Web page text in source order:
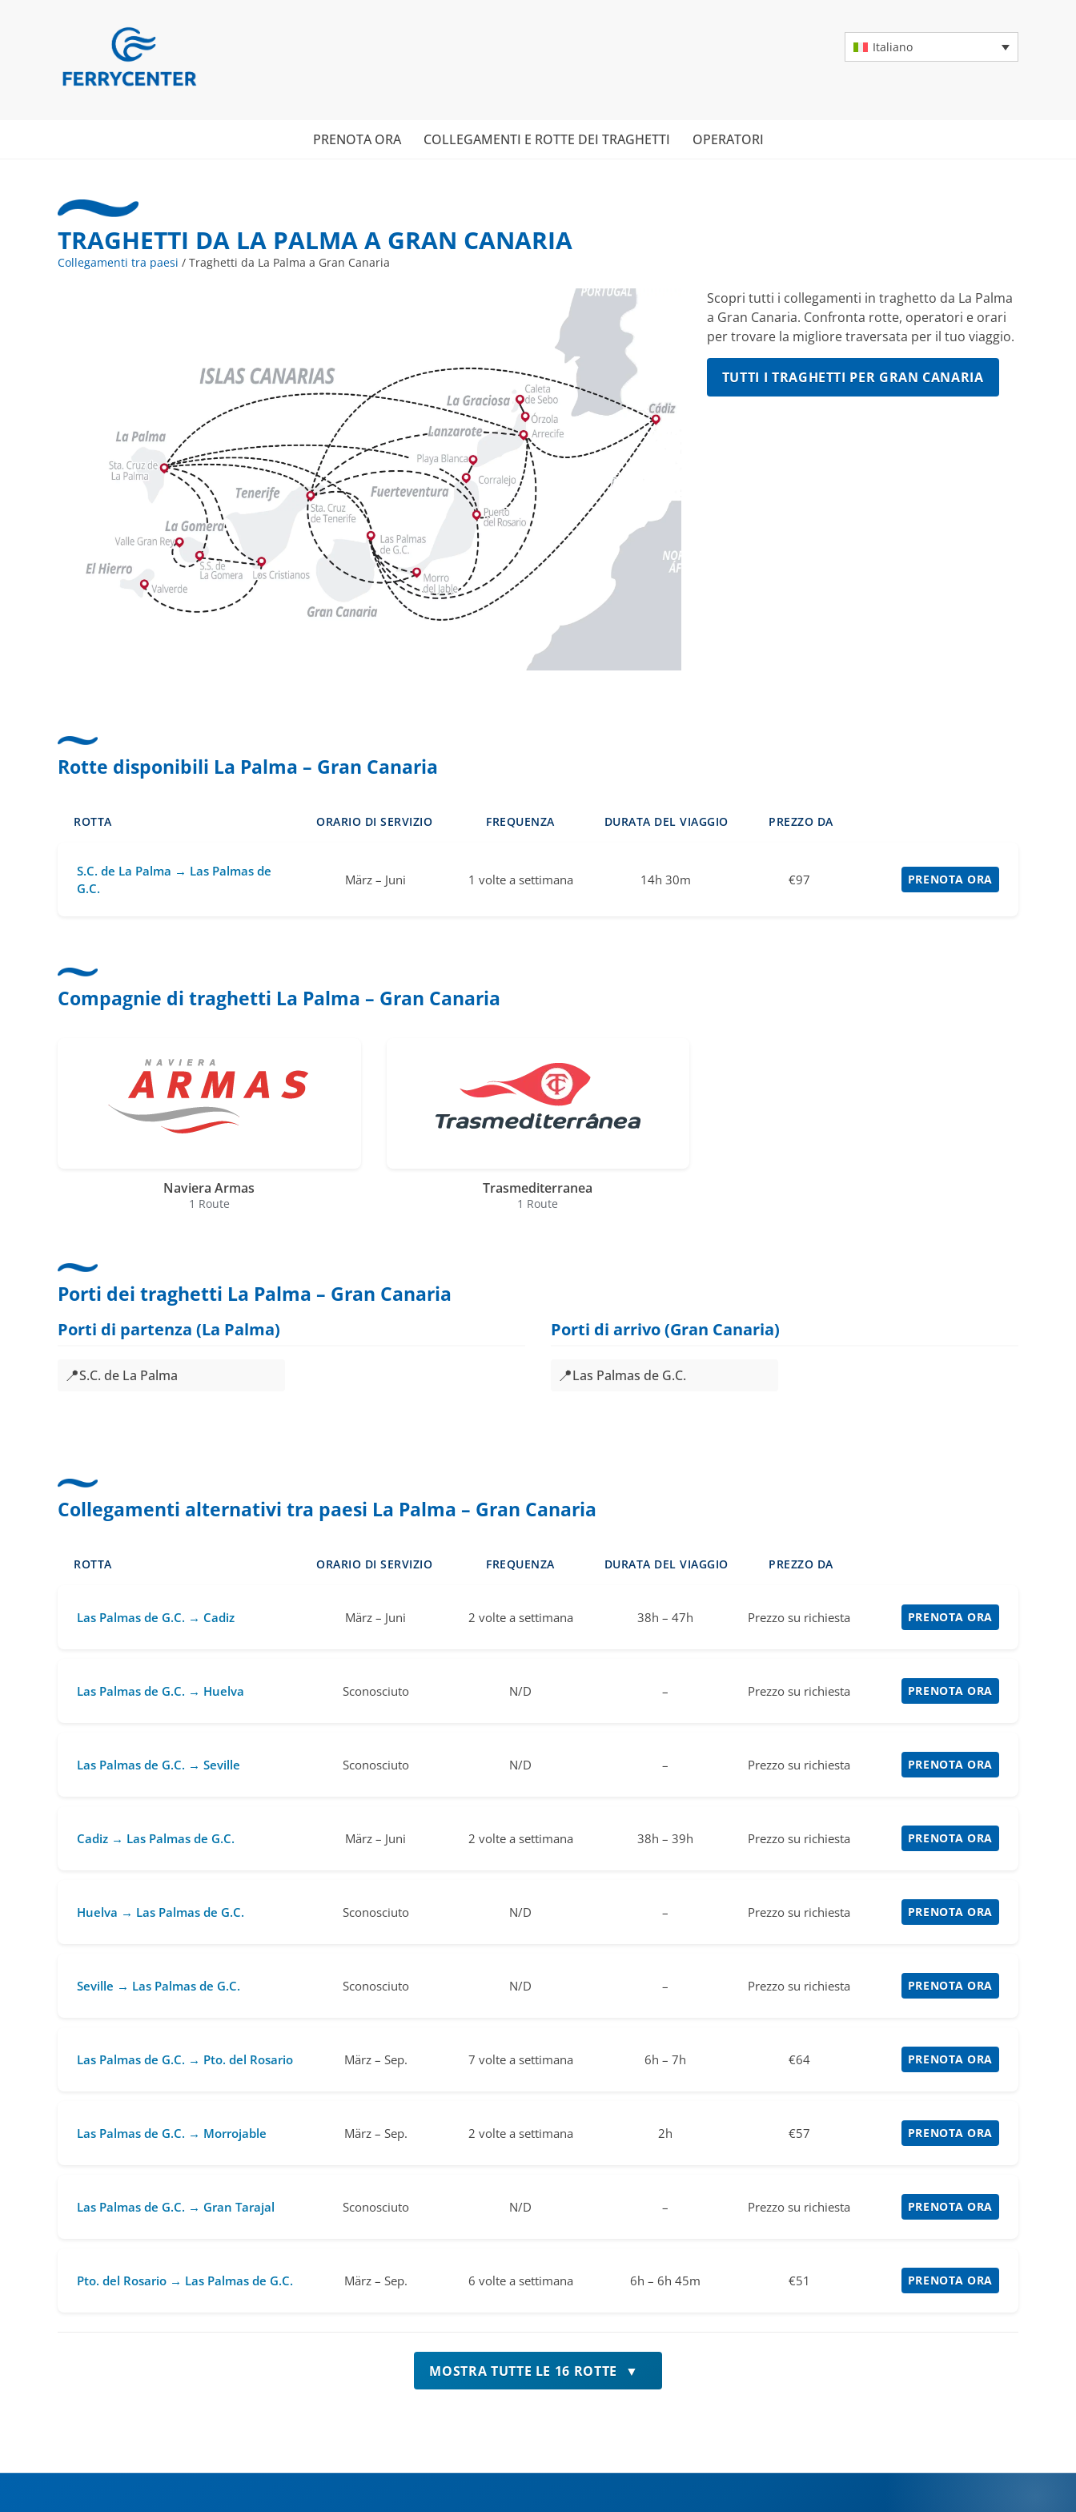
Italiano
PRENOTA ORA COLLEGAMENTI E ROTTE DEI TRAGHETTI OPERATORI
TRAGHETTI DA LA PALMA A GRAN CANARIA
Collegamenti tra paesi / Traghetti da La Palma a Gran Canaria
Scopri tutti i collegamenti in traghetto da La Palma
a Gran Canaria. Confronta rotte, operatori e orari
per trovare la migliore traversata per il tuo viaggio.
TUTTI I TRAGHETTI PER GRAN CANARIA
Rotte disponibili La Palma – Gran Canaria
ROTTA ORARIO DI SERVIZIO FREQUENZA DURATA DEL VIAGGIO PREZZO DA
S.C. de La Palma → Las Palmas de
G.C.
März – Juni 1 volte a settimana 14h 30m €97 PRENOTA ORA
Compagnie di traghetti La Palma – Gran Canaria
Naviera Armas
1 Route
Trasmediterranea
1 Route
Porti dei traghetti La Palma – Gran Canaria
Porti di partenza (La Palma)
📍S.C. de La Palma
Porti di arrivo (Gran Canaria)
📍Las Palmas de G.C.
Collegamenti alternativi tra paesi La Palma – Gran Canaria
ROTTA ORARIO DI SERVIZIO FREQUENZA DURATA DEL VIAGGIO PREZZO DA
Las Palmas de G.C. → Cadiz März – Juni 2 volte a settimana 38h – 47h Prezzo su richiesta PRENOTA ORA
Las Palmas de G.C. → Huelva Sconosciuto N/D – Prezzo su richiesta PRENOTA ORA
Las Palmas de G.C. → Seville Sconosciuto N/D – Prezzo su richiesta PRENOTA ORA
Cadiz → Las Palmas de G.C. März – Juni 2 volte a settimana 38h – 39h Prezzo su richiesta PRENOTA ORA
Huelva → Las Palmas de G.C. Sconosciuto N/D – Prezzo su richiesta PRENOTA ORA
Seville → Las Palmas de G.C. Sconosciuto N/D – Prezzo su richiesta PRENOTA ORA
Las Palmas de G.C. → Pto. del Rosario März – Sep. 7 volte a settimana 6h – 7h €64 PRENOTA ORA
Las Palmas de G.C. → Morrojable März – Sep. 2 volte a settimana 2h €57 PRENOTA ORA
Las Palmas de G.C. → Gran Tarajal Sconosciuto N/D – Prezzo su richiesta PRENOTA ORA
Pto. del Rosario → Las Palmas de G.C. März – Sep. 6 volte a settimana 6h – 6h 45m €51 PRENOTA ORA
MOSTRA TUTTE LE 16 ROTTE ▼